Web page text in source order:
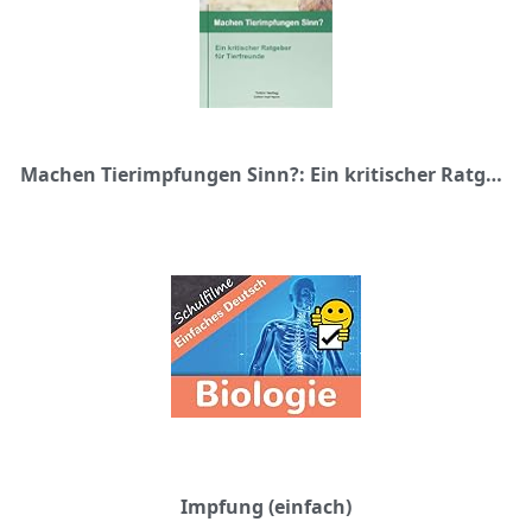
Machen Tierimpfungen Sinn?: Ein kritischer Ratgeber für Tierfreunde
Impfung (einfach)